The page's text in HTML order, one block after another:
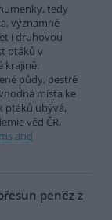
tedy
významně
i druhovou
ptáků v
krajině.
půdy, pestré
místa ke
ptáků ubývá,
věd ČR,
and
peněz z